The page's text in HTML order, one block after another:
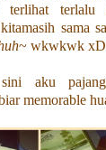
terlihat terlalu
sama
~ wkwkwk xD
sini aku
memorable